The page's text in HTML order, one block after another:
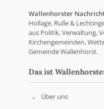
Wallenhorster
Hollage, Rulle &
aus Politik, Verwaltung,
Kirchengemeinden,
Gemeinde Wallenhorst.
Das ist
Über uns